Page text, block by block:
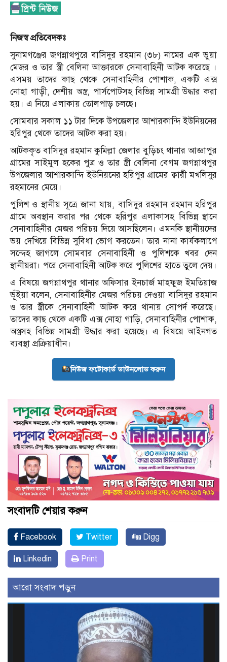
নিজস্ব প্রতিবেদকঃ
সুনামগঞ্জের জগন্নাথপুরে বাসিদুর রহমান (৩৮) নামের এক ভুয়া
মেজর ও তার স্ত্রী বেলিনা আক্তারকে সেনাবাহিনী আটক করেছে ।
এসময় তাদের কাছ থেকে সেনাবাহিনীর পোশাক, একটি এক্স
নোহা গাড়ী, দেশীয় অস্ত্র, পার্সপোটসহ বিভিন্ন সামগ্রী উদ্ধার করা
হয়। এ নিয়ে এলাকায় তোলপাড় চলছে।
সোমবার সকাল ১১ টার দিকে উপজেলার আশারকান্দি ইউনিয়নের
হরিপুর থেকে তাদের আটক করা হয়।
আটককৃত বাসিদুর রহমান কুমিল্লা জেলার বুড়িচং থানার আজ্ঞাপুর
গ্রামের সাইমুল হকের পুত্র ও তার স্ত্রী বেলিনা বেগম জগন্নাথপুর
উপজেলার আশারকান্দি ইউনিয়নের হরিপুর গ্রামের ক্বারী মখলিসুর
রহমানের মেয়ে।
পুলিশ ও স্থানীয় সূত্রে জানা যায়, বাসিদুর রহমান রহমান হরিপুর
গ্রামে অবস্থান করার পর থেকে হরিপুর এলাকাসহ বিভিন্ন স্থানে
সেনাবাহিনীর মেজর পরিচয় দিয়ে আসছিলেন। এমনকি স্থানীয়দের
ভয় দেখিয়ে বিভিন্ন সুবিধা ভোগ করতেন। তার নানা কার্যকলাপে
সন্দেহ জাগলে সোমবার সেনাবাহিনী ও পুলিশকে খবর দেন
স্থানীয়রা। পরে সেনাবাহিনী আটক করে পুলিশের হাতে তুলে দেয়।
এ বিষয়ে জগন্নাথপুর থানার অফিসার ইনচার্জ মাহফুজ ইমতিয়াজ
ভূঁইয়া বলেন, সেনাবাহিনীর মেজর পরিচয় দেওয়া বাসিদুর রহমান
ও তার স্ত্রীকে সেনাবাহিনী আটক করে থানায় সোপর্দ করেছে।
তাদের কাছ থেকে একটি এক্স নোহা গাড়ি, সেনাবাহিনীর পোশাক,
অস্ত্রসহ বিভিন্ন সামগ্রী উদ্ধার করা হয়েছে। এ বিষয়ে আইনগত
ব্যবস্থা প্রক্রিয়াধীন।
নিউজ ফটোকার্ড ডাউনলোড করুন
সংবাদটি শেয়ার করুন
Facebook Twitter Digg
Linkedin Print
আরো সংবাদ পড়ুন